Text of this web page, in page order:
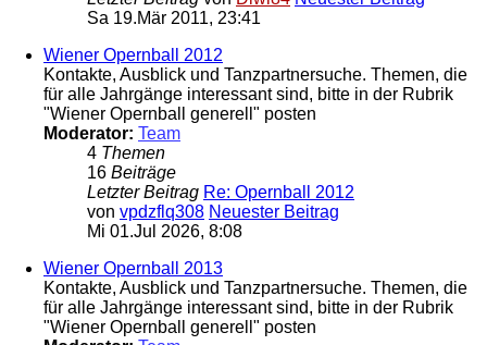
Sa 19.Mär 2011, 23:41
Wiener Opernball 2012
Kontakte, Ausblick und Tanzpartnersuche. Themen, die
für alle Jahrgänge interessant sind, bitte in der Rubrik
"Wiener Opernball generell" posten
Moderator: Team
4 Themen
16 Beiträge
Letzter Beitrag Re: Opernball 2012
von vpdzflq308 Neuester Beitrag
Mi 01.Jul 2026, 8:08
Wiener Opernball 2013
Kontakte, Ausblick und Tanzpartnersuche. Themen, die
für alle Jahrgänge interessant sind, bitte in der Rubrik
"Wiener Opernball generell" posten